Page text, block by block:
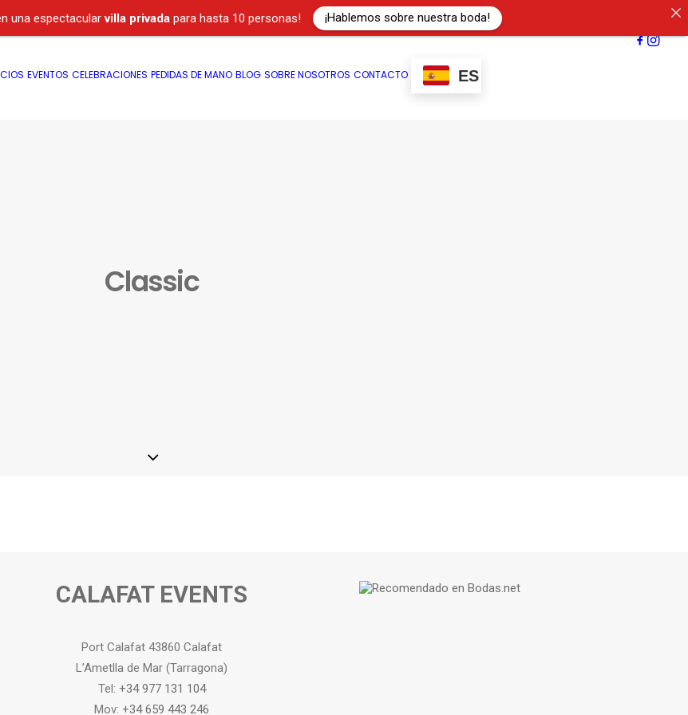
EVENTOS CELEBRACIONES PEDIDAS DE MANO BLOG SOBRE NOSOTROS CONTACTO ES
Classic
CALAFAT EVENTS
Port Calafat 43860 Calafat
L’Ametlla de Mar (Tarragona)
Tel: +34 977 131 104
Mov: +34 659 443 246
una espectacularvilla privadapara hasta 10 personas! ¡Hablemos sobre nuestra boda!